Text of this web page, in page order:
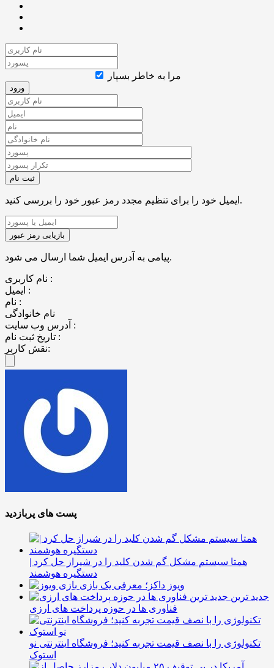
مرا به خاطر بسپار
ایمیل خود را برای تنظیم مجدد رمز عبور خود را بررسی کنید.
پیامی به آدرس ایمیل شما ارسال می شود.
نام کاربری :
ایمیل :
نام :
نام خانوادگی
آدرس وب سایت :
تاریخ ثبت نام :
نقش کاربر:
پست های پربازدید
همتا سیستم مشکل گم شدن کلید را در شیراز حل کرد |
دستگیره هوشمند
ویوز داکز؛ معرفی یک بازی
جدید ترین
فناوری ها در حوزه پرداخت های ارزی
تکنولوژی را با نصف قیمت تجربه کنید؛ فروشگاه اینترنتی نو
استوک